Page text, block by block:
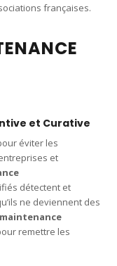
françaises.
et Curative
éviter les
et
détectent et
ne deviennent des
maintenance
remettre les